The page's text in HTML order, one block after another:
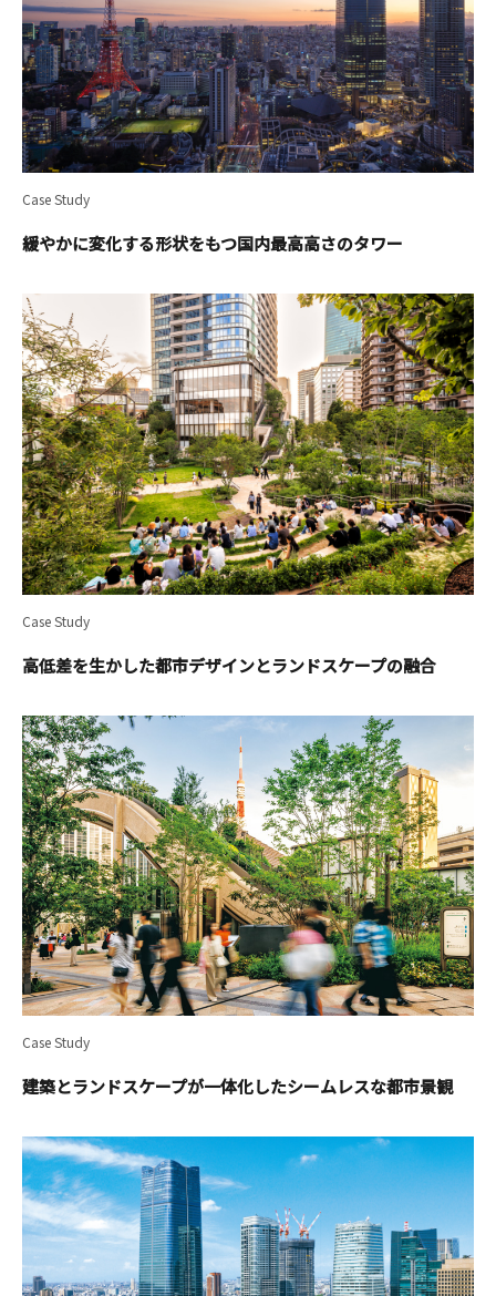
Case Study
緩やかに変化する形状をもつ国内最高高さのタワー
Case Study
高低差を生かした都市デザインとランドスケープの融合
Case Study
建築とランドスケープが一体化したシームレスな都市景観